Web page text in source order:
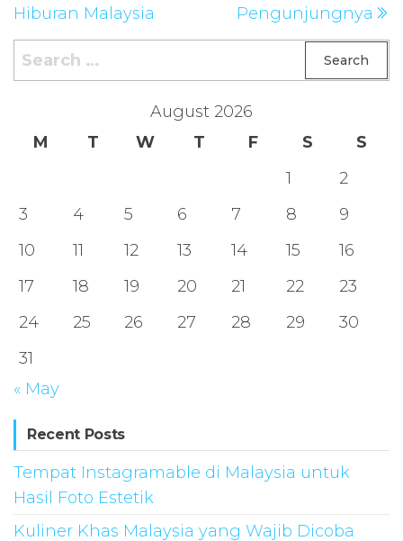
Hiburan Malaysia
Pengunjungnya
Search
for:
August 2026
M
T W T F S
S
1
2
3
4 5 6 7 8
9
10
11 12 13 14 15
16
17
18 19 20 21 22
23
24
25 26 27 28 29
30
31
« May
Recent Posts
Tempat Instagramable di Malaysia untuk
Hasil Foto Estetik
Kuliner Khas Malaysia yang Wajib Dicoba